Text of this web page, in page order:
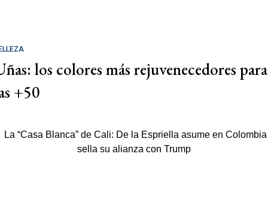
los colores más rejuvenecedores para
+50